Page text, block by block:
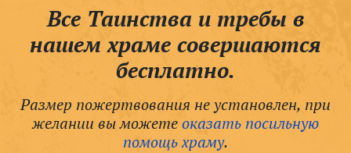
Все Таинства и требы в
нашем храме совершаются
бесплатно.
Размер пожертвования не установлен, при
желании вы можетеоказать посильную
помощь храму.